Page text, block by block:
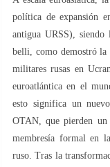
política de expansión
antigua URSS),
belli, como demostró la
militares rusas en
euroatlántica en el
esto significa un
OTAN, que pierden un
membresía formal en
ruso. Tras la